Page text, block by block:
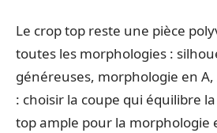
Le crop top reste une pièce
toutes les morphologies :
généreuses, morphologie en A,
: choisir la coupe qui équilibre
top ample pour la morphologie